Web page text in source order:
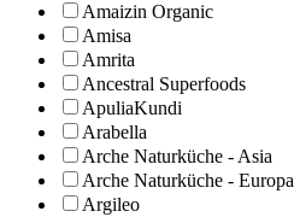
Amaizin Organic
Amisa
Amrita
Ancestral Superfoods
ApuliaKundi
Arabella
Arche Naturküche - Asia
Arche Naturküche - Europa
Argileo